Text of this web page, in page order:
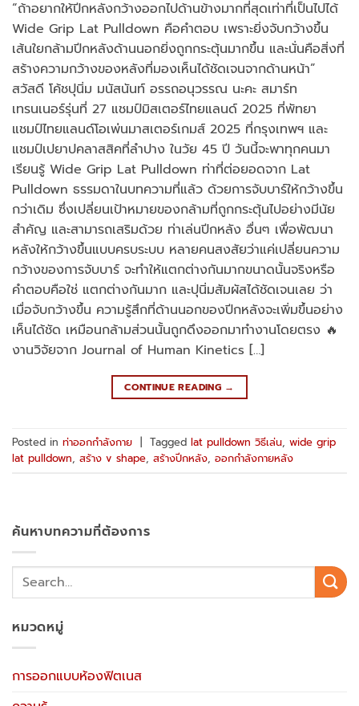
“ถ้าอยากให้ปีกหลังกว้างออกไปด้านข้างมากที่สุดเท่าที่เป็นไปได้
Wide Grip Lat Pulldown คือคำตอบ เพราะยิ่งจับกว้างขึ้น
เส้นใยกล้ามปีกหลังด้านนอกยิ่งถูกกระตุ้นมากขึ้น และนั่นคือสิ่งที่
สร้างความกว้างของหลังที่มองเห็นได้ชัดเจนจากด้านหน้า”
สวัสดี โค้ชปุนิ่ม มนัสนันท์ อรรถอนุวรรณ นะคะ สมาร์ท
เทรนเนอร์รุ่นที่ 27 แชมป์มิสเตอร์ไทยแลนด์ 2025 ที่พัทยา
แชมป์ไทยแลนด์โอเพ่นมาสเตอร์เกมส์ 2025 ที่กรุงเทพฯ และ
แชมป์เปยาปคลาสสิคที่ลำปาง ในวัย 45 ปี วันนี้จะพาทุกคนมา
เรียนรู้ Wide Grip Lat Pulldown ท่าที่ต่อยอดจาก Lat
Pulldown ธรรมดาในบทความที่แล้ว ด้วยการจับบาร์ให้กว้างขึ้น
กว่าเดิม ซึ่งเปลี่ยนเป้าหมายของกล้ามที่ถูกกระตุ้นไปอย่างมีนัย
สำคัญ และสามารถเสริมด้วย ท่าเล่นปีกหลัง อื่นๆ เพื่อพัฒนา
หลังให้กว้างขึ้นแบบครบระบบ หลายคนสงสัยว่าแค่เปลี่ยนความ
กว้างของการจับบาร์ จะทำให้แตกต่างกันมากขนาดนั้นจริงหรือ
คำตอบคือใช่ แตกต่างกันมาก และปุนิ่มสัมผัสได้ชัดเจนเลย ว่า
เมื่อจับกว้างขึ้น ความรู้สึกที่ด้านนอกของปีกหลังจะเพิ่มขึ้นอย่าง
เห็นได้ชัด เหมือนกล้ามส่วนนั้นถูกดึงออกมาทำงานโดยตรง 🔥
งานวิจัยจาก Journal of Human Kinetics […]
CONTINUE READING →
Posted in ท่าออกกำลังกาย | Tagged lat pulldown วิธีเล่น, wide grip
lat pulldown, สร้าง v shape, สร้างปีกหลัง, ออกกำลังกายหลัง
ค้นหาบทความที่ต้องการ
หมวดหมู่
การออกแบบห้องฟิตเนส